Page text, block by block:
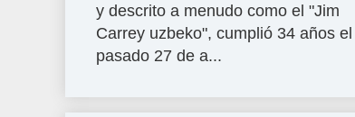
y descrito a menudo como el "Jim
Carrey uzbeko", cumplió 34 años el
pasado 27 de a...